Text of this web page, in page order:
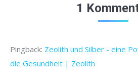
1
Pingback: Zeolith und Silber - eine
die Gesundheit | Zeolith